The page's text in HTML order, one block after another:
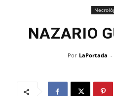
NAZARIO
Por LaPortada -